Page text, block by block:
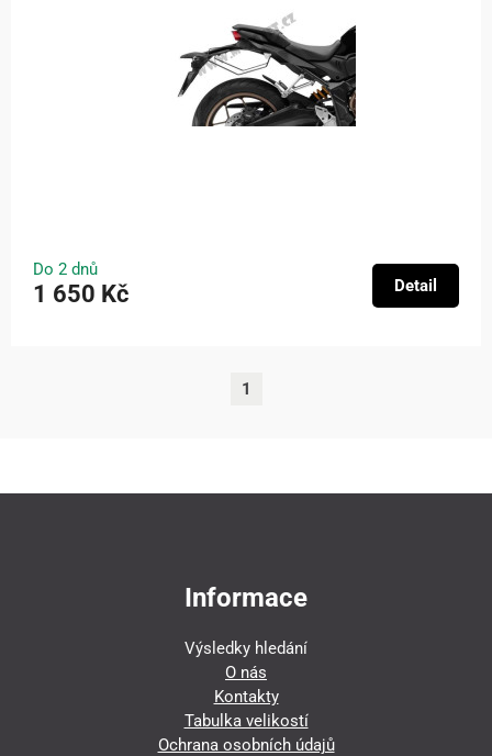
Do 2 dnů
1 650 Kč Detail
1
Informace
Výsledky hledání
O nás
Kontakty
Tabulka velikostí
Ochrana osobních údajů